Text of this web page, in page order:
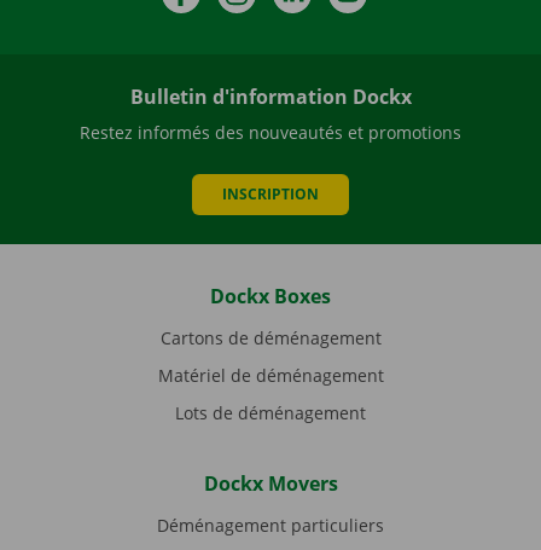
Bulletin d'information Dockx
Restez informés des nouveautés et promotions
INSCRIPTION
Dockx Boxes
Cartons de déménagement
Matériel de déménagement
Lots de déménagement
Dockx Movers
Déménagement particuliers